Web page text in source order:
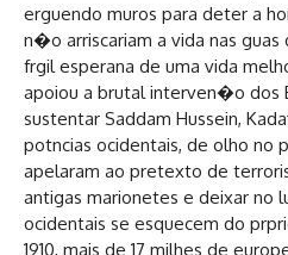
erguendo muros para deter a
n�o arriscariam a vida nas
frgil esperana de uma vida
apoiou a brutal interven�o dos
sustentar Saddam Hussein,
potncias ocidentais, de olho no
apelaram ao pretexto de
antigas marionetes e deixar no
ocidentais se esquecem do
1910, mais de 17 milhes de